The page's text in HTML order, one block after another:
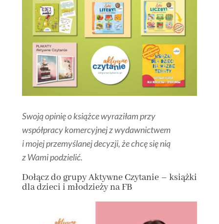
Swoją opinię o książce wyraziłam przy
współpracy komercyjnej z wydawnictwem
i mojej przemyślanej decyzji, że chcę się nią
z Wami podzielić.
Dołączdo grupyAktywne Czytanie – książki
dla dzieci i młodzieży na FB